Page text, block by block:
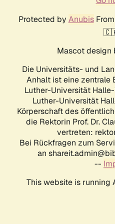
Protected by AnubisFrom
Mascot design
Die Universitäts- und
Anhalt ist eine zentrale
Luther-Universität
Luther-Universität
Körperschaft des
die Rektorin Prof. Dr.
vertreten:
Bei Rückfragen zum
an
--
This website is running